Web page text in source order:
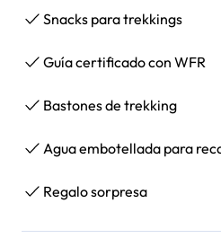
Snacks para trekkings
Guía certificado con WFR
Bastones de trekking
Agua embotellada para
Regalo sorpresa